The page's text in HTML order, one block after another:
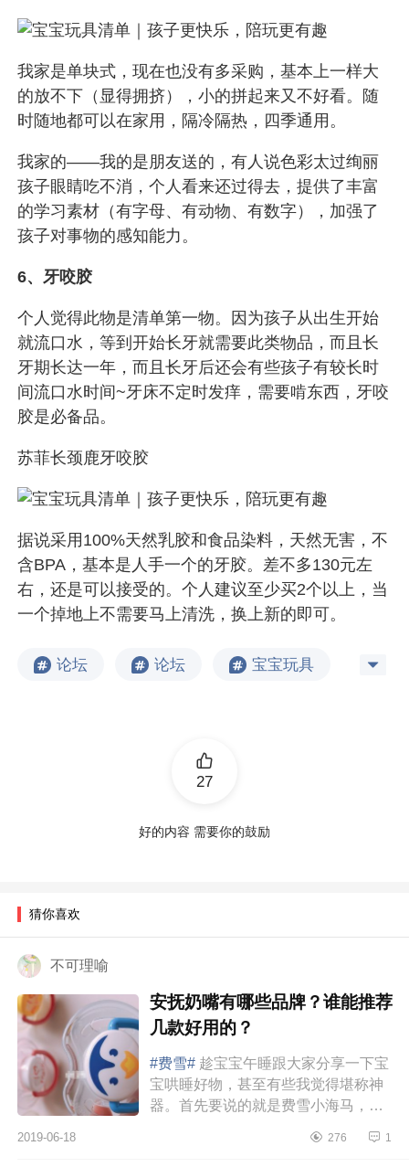
我家是单块式，现在也没有多采购，基本上一样大
的放不下（显得拥挤），小的拼起来又不好看。随
时随地都可以在家用，隔冷隔热，四季通用。
我家的——我的是朋友送的，有人说色彩太过绚丽
孩子眼睛吃不消，个人看来还过得去，提供了丰富
的学习素材（有字母、有动物、有数字），加强了
孩子对事物的感知能力。
6、牙咬胶
个人觉得此物是清单第一物。因为孩子从出生开始
就流口水，等到开始长牙就需要此类物品，而且长
牙期长达一年，而且长牙后还会有些孩子有较长时
间流口水时间~牙床不定时发痒，需要啃东西，牙咬
胶是必备品。
苏菲长颈鹿牙咬胶
据说采用100%天然乳胶和食品染料，天然无害，不
含BPA，基本是人手一个的牙胶。差不多130元左
右，还是可以接受的。个人建议至少买2个以上，当
一个掉地上不需要马上清洗，换上新的即可。
论坛 论坛 宝宝玩具
27
好的内容 需要你的鼓励
猜你喜欢
不可理喻
安抚奶嘴有哪些品牌？谁能推荐
几款好用的？
#费雪# 趁宝宝午睡跟大家分享一下宝
宝哄睡好物，甚至有些我觉得堪称神
器。首先要说的就是费雪小海马，这
宝妈们分享的好物，于是拔草回...
2019-06-18 276 1